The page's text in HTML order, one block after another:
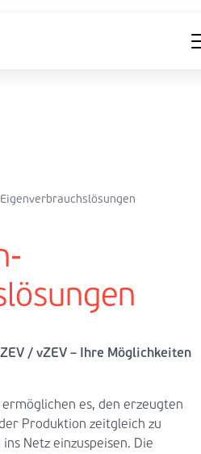
/ vZEV – Ihre Möglichkeiten
es, den erzeugten
Produktion zeitgleich zu
Netz einzuspeisen. Die